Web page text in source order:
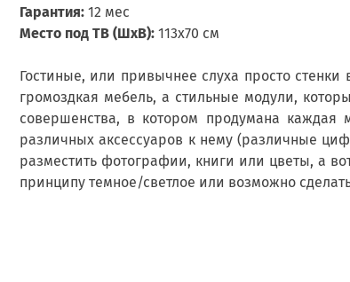
Гарантия: 12 мес
Место под ТВ (ШхВ): 113х70 см
Гостиные, или привычнее слуха просто
громоздкая мебель, а стильные модули,
совершенства, в котором продумана каждая
различных аксессуаров к нему (различные
разместить фотографии, книги или цветы, а
принципу темное/светлое или возможно